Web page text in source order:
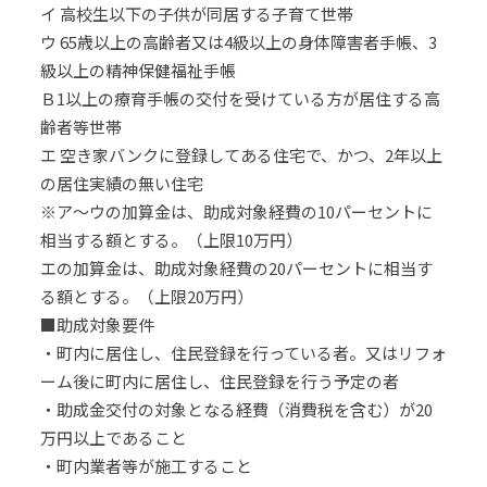
イ 高校生以下の子供が同居する子育て世帯
ウ 65歳以上の高齢者又は4級以上の身体障害者手帳、3
級以上の精神保健福祉手帳
Ｂ1以上の療育手帳の交付を受けている方が居住する高
齢者等世帯
エ 空き家バンクに登録してある住宅で、かつ、2年以上
の居住実績の無い住宅
※ア～ウの加算金は、助成対象経費の10パーセントに
相当する額とする。（上限10万円）
エの加算金は、助成対象経費の20パーセントに相当す
る額とする。（上限20万円）
■助成対象要件
・町内に居住し、住民登録を行っている者。又はリフォ
ーム後に町内に居住し、住民登録を行う予定の者
・助成金交付の対象となる経費（消費税を含む）が20
万円以上であること
・町内業者等が施工すること